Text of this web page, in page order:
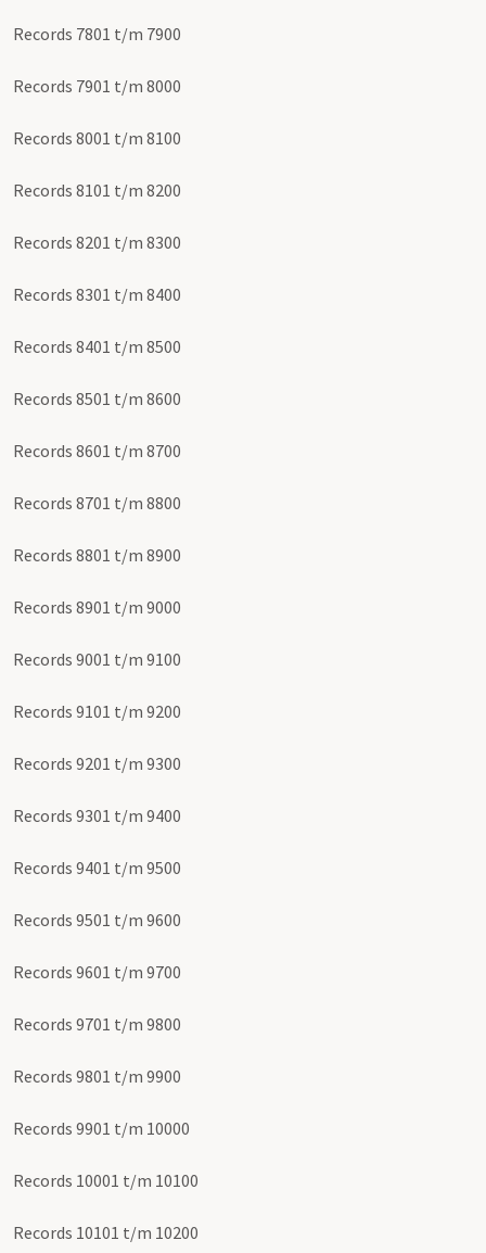
Records 7801 t/m 7900
Records 7901 t/m 8000
Records 8001 t/m 8100
Records 8101 t/m 8200
Records 8201 t/m 8300
Records 8301 t/m 8400
Records 8401 t/m 8500
Records 8501 t/m 8600
Records 8601 t/m 8700
Records 8701 t/m 8800
Records 8801 t/m 8900
Records 8901 t/m 9000
Records 9001 t/m 9100
Records 9101 t/m 9200
Records 9201 t/m 9300
Records 9301 t/m 9400
Records 9401 t/m 9500
Records 9501 t/m 9600
Records 9601 t/m 9700
Records 9701 t/m 9800
Records 9801 t/m 9900
Records 9901 t/m 10000
Records 10001 t/m 10100
Records 10101 t/m 10200